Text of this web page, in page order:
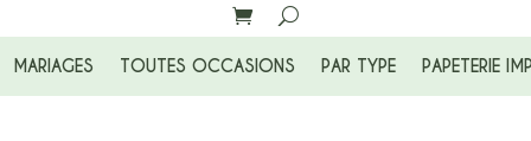
MARIAGES TOUTES OCCASIONS PAR TYPE PAPETERIE